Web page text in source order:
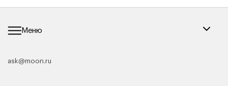
Меню
Каталог мебели
ask@moon.ru